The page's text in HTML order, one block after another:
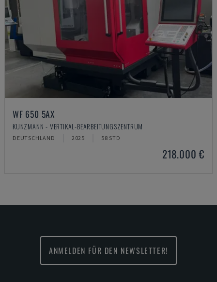
WF 650 5AX
KUNZMANN - VERTIKAL-BEARBEITUNGSZENTRUM
DEUTSCHLAND 2025 58 STD
218.000 €
ANMELDEN FÜR DEN NEWSLETTER!